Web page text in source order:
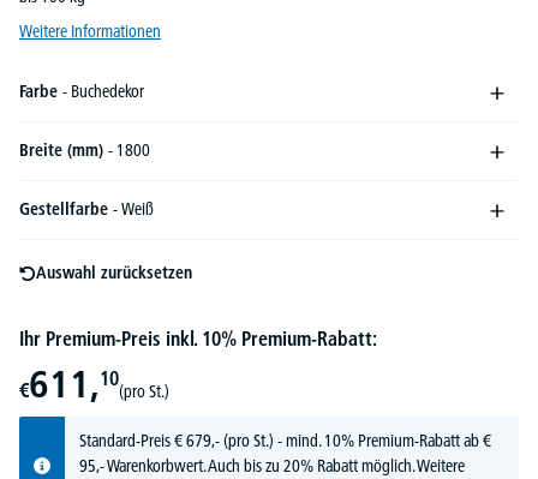
Weitere Informationen
Farbe - Buchedekor
Breite (mm) - 1800
Gestellfarbe - Weiß
Auswahl zurücksetzen
Ihr Premium-Preis inkl. 10% Premium-Rabatt:
€611,10
(pro St.)
Standard-Preis€679,-(pro St.) - mind. 10% Premium-Rabatt ab €
95,- Warenkorbwert. Auch bis zu 20% Rabatt möglich.Weitere